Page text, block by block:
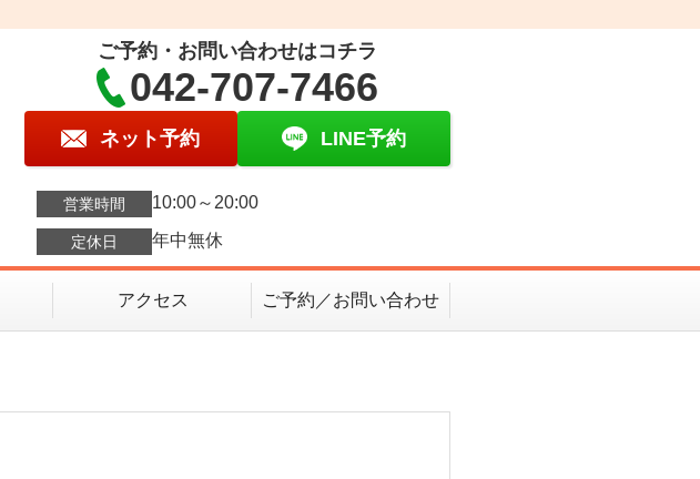
ご予約・お問い合わせはコチラ
042-707-7466
ネット予約 LINE予約
営業時間 10:00～20:00
定休日 年中無休
アクセス ご予約／お問い合わせ